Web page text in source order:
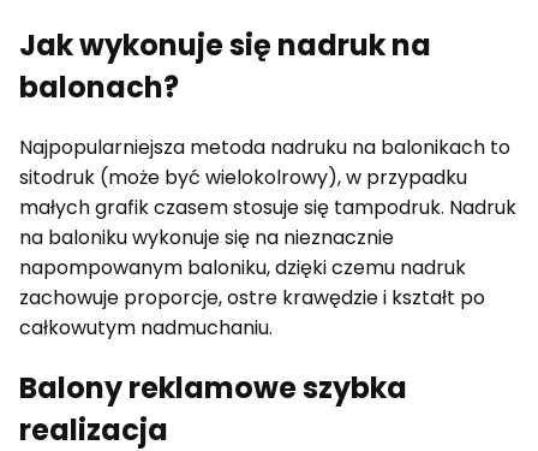
Jak wykonuje się nadruk na
balonach?
Najpopularniejsza metoda nadruku na balonikach to
sitodruk (może być wielokolrowy), w przypadku
małych grafik czasem stosuje się tampodruk. Nadruk
na baloniku wykonuje się na nieznacznie
napompowanym baloniku, dzięki czemu nadruk
zachowuje proporcje, ostre krawędzie i kształt po
całkowutym nadmuchaniu.
Balony reklamowe szybka
realizacja